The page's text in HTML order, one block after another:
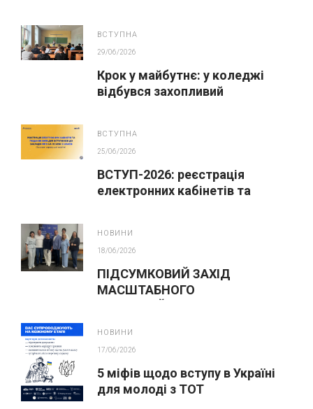
ВСТУПНА
29/06/2026
Крок у майбутнє: у коледжі
відбувся захопливий
ВСТУПНА
25/06/2026
ВСТУП-2026: реєстрація
електронних кабінетів та
НОВИНИ
18/06/2026
ПІДСУМКОВИЙ ЗАХІД
МАСШТАБНОГО
НОВИНИ
17/06/2026
5 міфів щодо вступу в Україні
для молоді з ТОТ